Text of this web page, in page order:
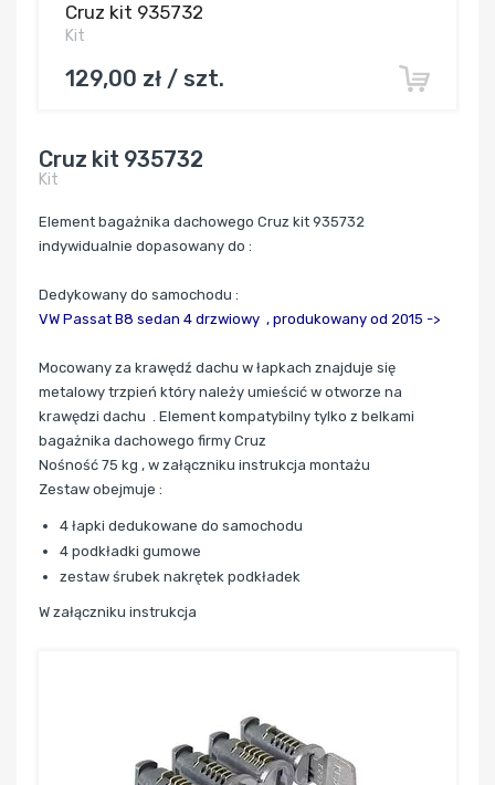
Cruz kit 935732
Kit
129,00 zł / szt.
Cruz kit 935732
Kit
Element bagażnika dachowego Cruz kit 935732
indywidualnie dopasowany do :
Dedykowany do samochodu :
VW Passat B8 sedan 4 drzwiowy , produkowany od 2015 ->
Mocowany za krawędź dachu w łapkach znajduje się
metalowy trzpień który należy umieścić w otworze na
krawędzi dachu . Element kompatybilny tylko z belkami
bagażnika dachowego firmy Cruz
Nośność 75 kg , w załączniku instrukcja montażu
Zestaw obejmuje :
4 łapki dedukowane do samochodu
4 podkładki gumowe
zestaw śrubek nakrętek podkładek
W załączniku instrukcja